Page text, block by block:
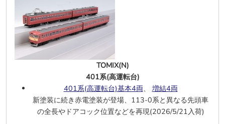
2軸有蓋車 3両 DRB エポックⅡ
T2000 2連接ポケットワゴン AAE エポ
ックⅥ
150Y SNCF エポックⅢ
52 5365 DR エポックⅢ
BB7290 SNCF エポックⅣ
ウンド
KATO(N)
24系25形【瀬戸・あさかぜ】基本7
両 、 増結6両
TOMIX(N)
401系(高運転台)
401系(高運転台)基本4両、 増結4両
新塗装に続き赤電塗装が登場、113-0系と異なる先頭車
の全長やドアコック位置などを再現(2026/5/21入荷)